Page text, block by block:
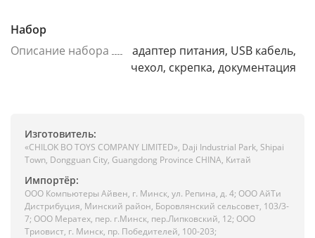
Набор
Описание набора
адаптер питания, USB кабель,
чехол, скрепка, документация
Изготовитель:
«CHILOK BO TOYS COMPANY LIMITED», Daji Industrial Park, Shipai
Town, Dongguan City, Guangdong Province CHINA, Китай
Импортёр:
ООО Компьютеры Айвен, г. Минск, ул. Репина, д. 4; ООО АйТи
Дистрибуция, Минский район, Боровлянский сельсовет, 103/3-
7; ООО Мератех, пер. г.Минск, пер.Липковский, 12; ООО
Триовист, г. Минск, пр. Победителей, 100-203;